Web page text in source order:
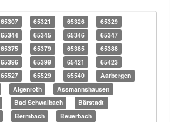
65307 65321 65326
65329
65344 65345 65346
65347
65375 65379 65385
65388
65396 65399 65421
65423
65527 65529 65540
Aarbergen
Algenroth
Assmannshausen
Bad Schwalbach
Bärstadt
Bermbach Beuerbach